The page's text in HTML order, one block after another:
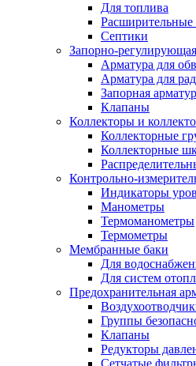
Для топлива
Расширительные
Септики
Запорно-
Арматура для
Арматура для
Запорная
Клапаны
Коллекторы и
Коллекторные
Коллекторные
Контрольно-
Индикаторы
Манометры
Термоманометры
Термометры
Мембранные баки
Для
Для систем
Предохранительная
Группы
Клапаны
Редукторы
Сетчатые